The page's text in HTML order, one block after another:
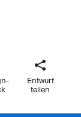
Entwurf
teilen